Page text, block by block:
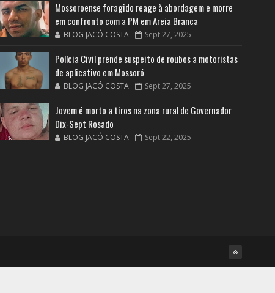
Mossoroense foragido reage à abordagem e morre
em confronto com a PM em Areia Branca
BLOG JACÓ COSTA Sept 27, 2025
Polícia Civil prende suspeito de roubos a motoristas
de aplicativo em Mossoró
BLOG JACÓ COSTA Sept 27, 2025
Jovem é morto a tiros na zona rural de Governador
Dix-Sept Rosado
BLOG JACÓ COSTA Sept 22, 2025